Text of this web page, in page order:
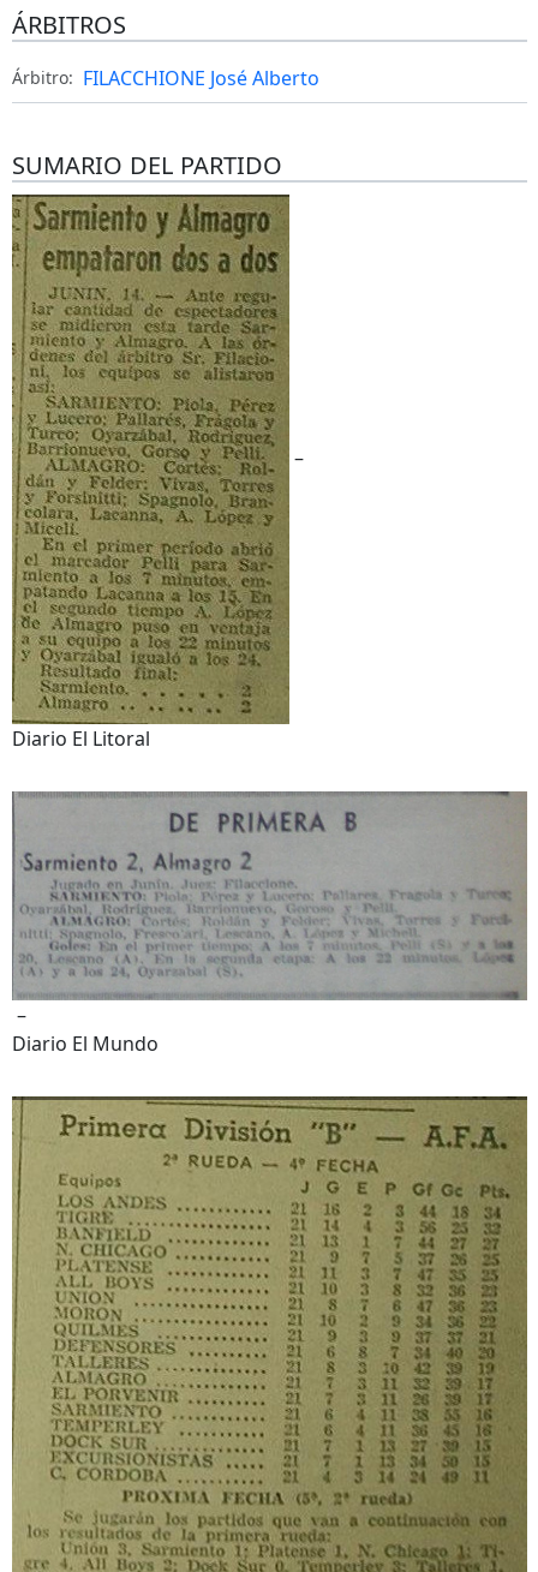
ÁRBITROS
Árbitro: FILACCHIONE José Alberto
SUMARIO DEL PARTIDO
–
Diario El Litoral
–
Diario El Mundo